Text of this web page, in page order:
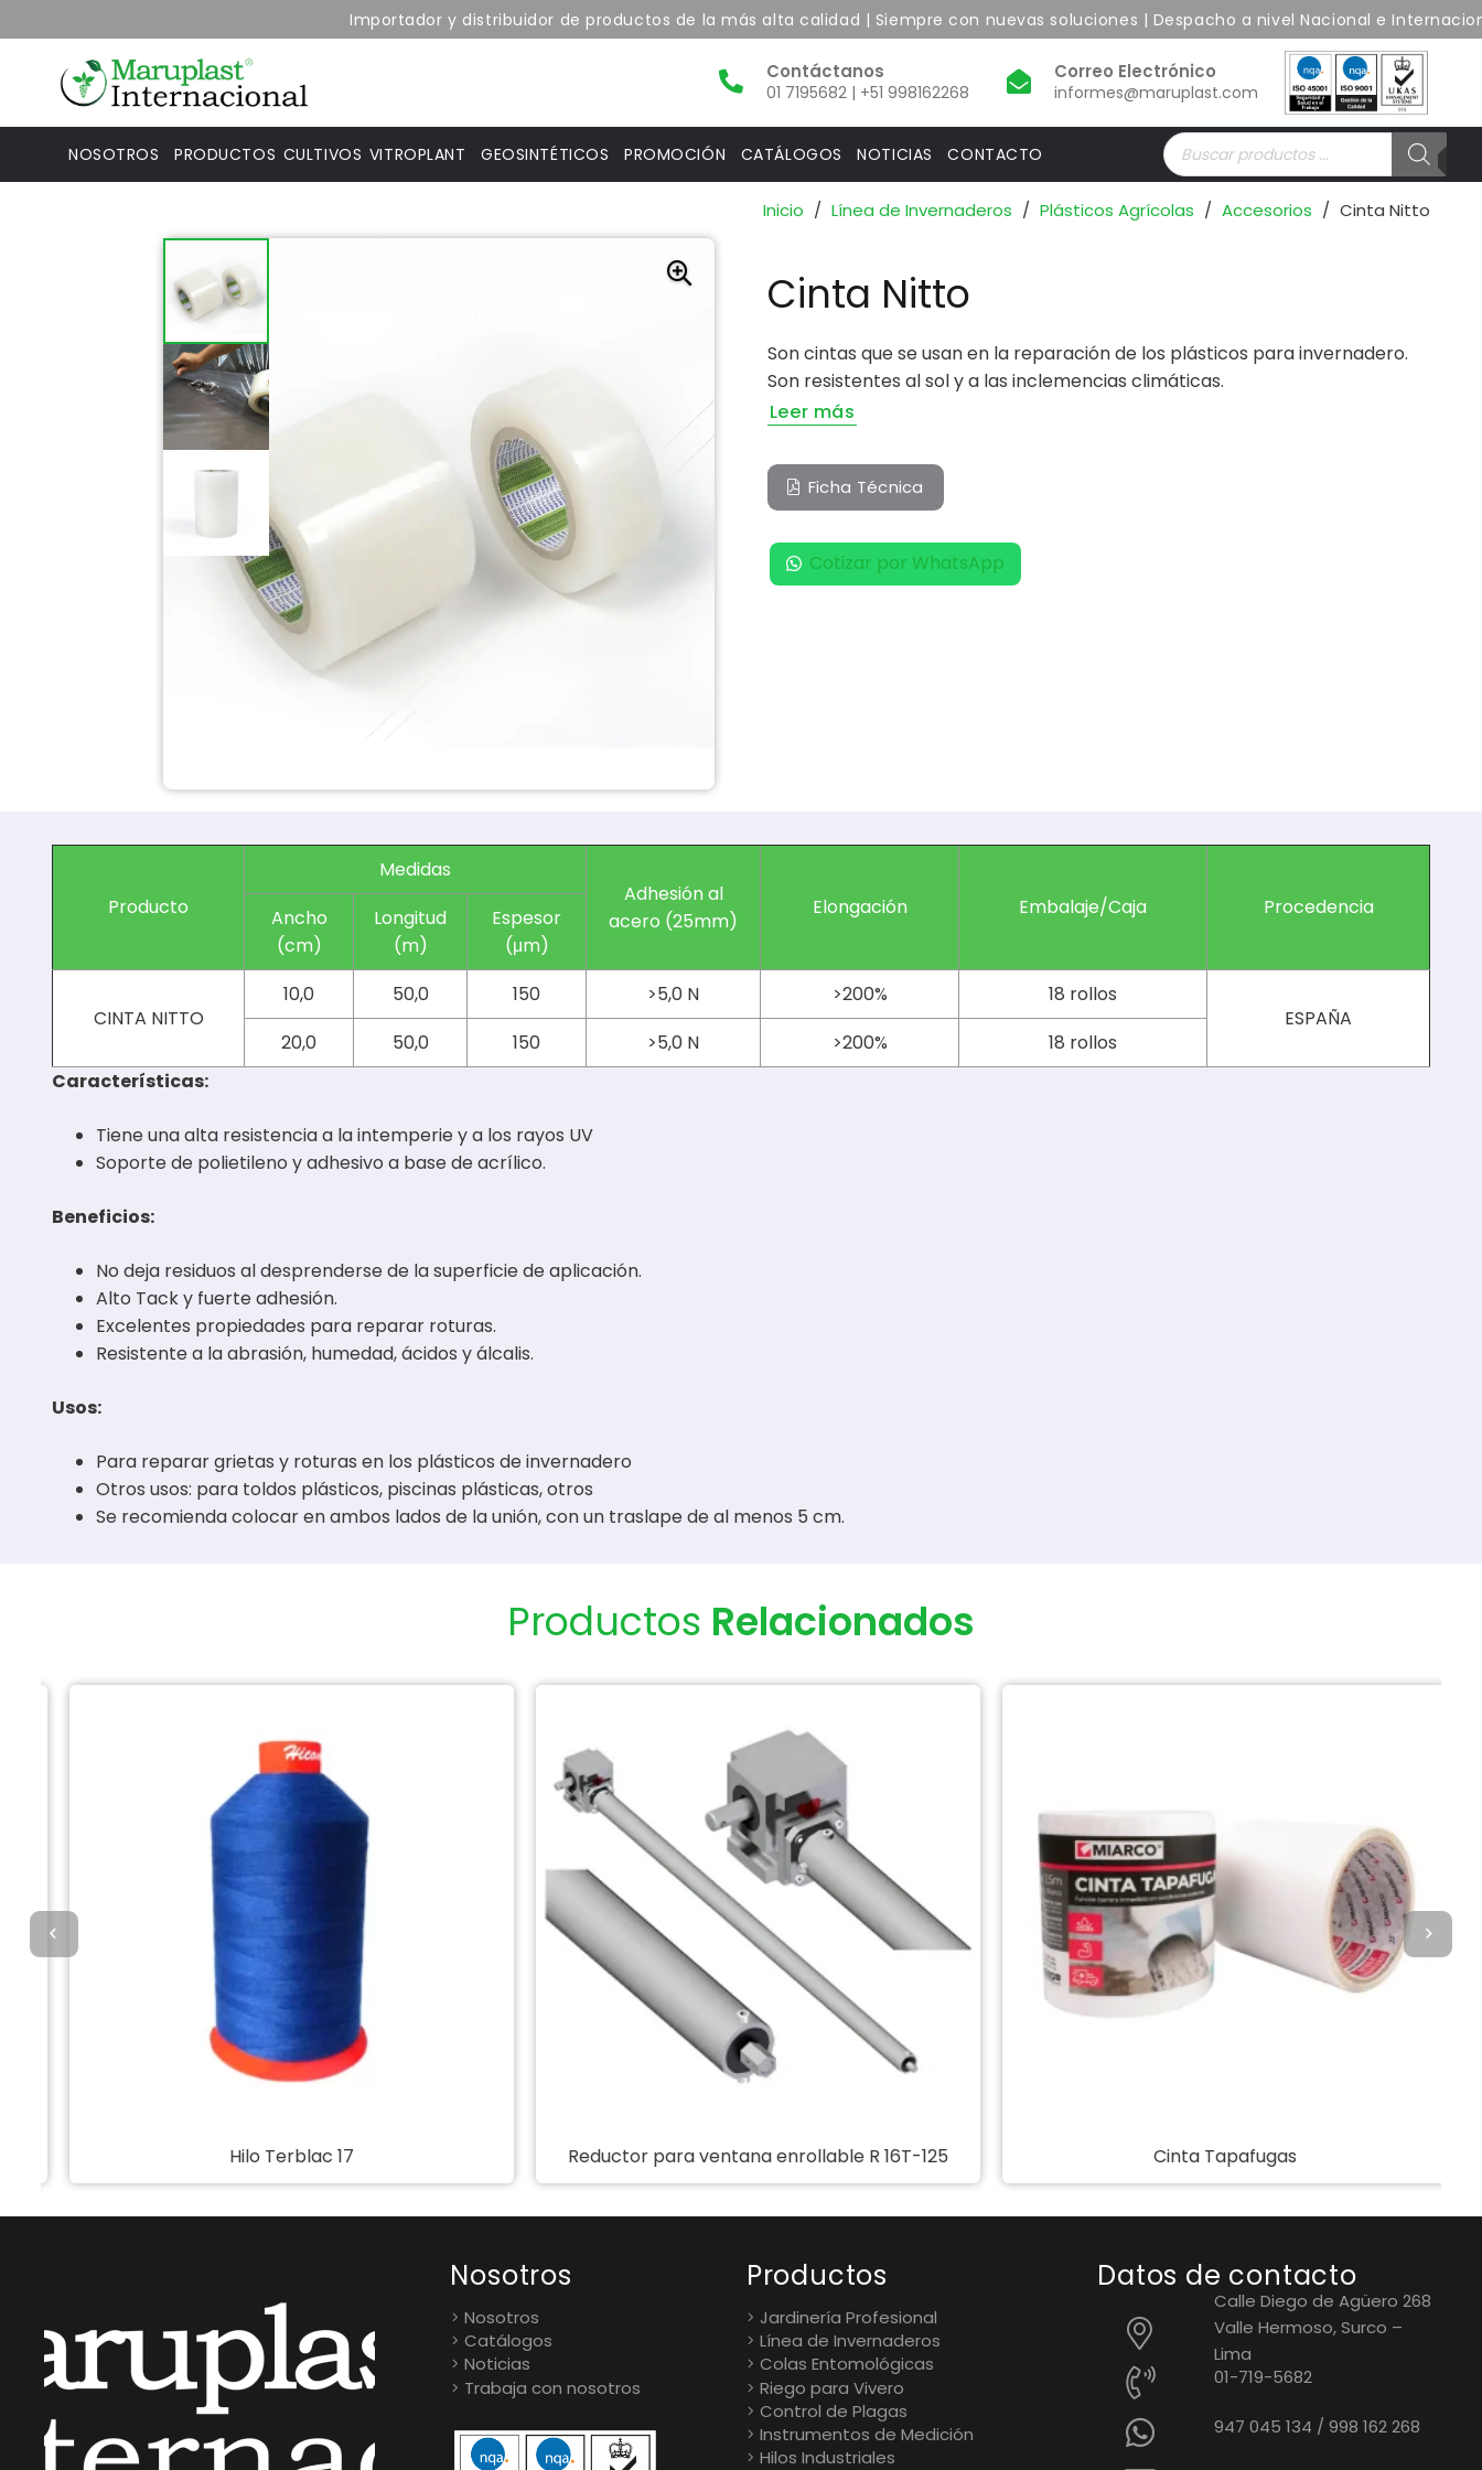
Importador y distribuidor de productos de la más alta calidad | Siempre con nuevas soluciones | Despacho a nivel Nacional e Internacional
01 7195682 | +51 998162268 informes@maruplast.com
NOSOTROS PRODUCTOS CULTIVOS VITROPLANT GEOSINTÉTICOS PROMOCIÓN CATÁLOGOS NOTICIAS CONTACTO Búsqueda
de
productos
Inicio / Línea de Invernaderos / Plásticos Agrícolas / Accesorios / Cinta Nitto
Cinta Nitto
Son cintas que se usan en la reparación de los plásticos para invernadero.
Son resistentes al sol y a las inclemencias climáticas.
Leer más
Ficha Técnica
Cotizar por WhatsApp
Producto
Medidas
Adhesión al
acero (25mm)
Elongación Embalaje/Caja Procedencia
Ancho
(cm)
Longitud
(m)
Espesor
(μm)
CINTA NITTO
10,0 50,0 150 >5,0 N >200%
18 rollos
ESPAÑA
20,0
50,0 150 >5,0 N >200%
18 rollos
Características:
Tiene una alta resistencia a la intemperie y a los rayos UV
Soporte de polietileno y adhesivo a base de acrílico.
Beneficios:
No deja residuos al desprenderse de la superficie de aplicación.
Alto Tack y fuerte adhesión.
Excelentes propiedades para reparar roturas.
Resistente a la abrasión, humedad, ácidos y álcalis.
Usos:
Para reparar grietas y roturas en los plásticos de invernadero
Otros usos: para toldos plásticos, piscinas plásticas, otros
Se recomienda colocar en ambos lados de la unión, con un traslape de al menos 5 cm.
Productos Relacionados
Hilo Terblac 17 Reductor para ventana enrollable R 16T-125 Cinta Tapafugas
Nosotros
Nosotros
Catálogos
Noticias
Trabaja con nosotros
Productos
Jardinería Profesional
Línea de Invernaderos
Colas Entomológicas
Riego para Vivero
Control de Plagas
Instrumentos de Medición
Hilos Industriales
Datos de contacto
Calle Diego de Agüero 268
Valle Hermoso, Surco –
Lima
01-719-5682
947 045 134 /998 162 268